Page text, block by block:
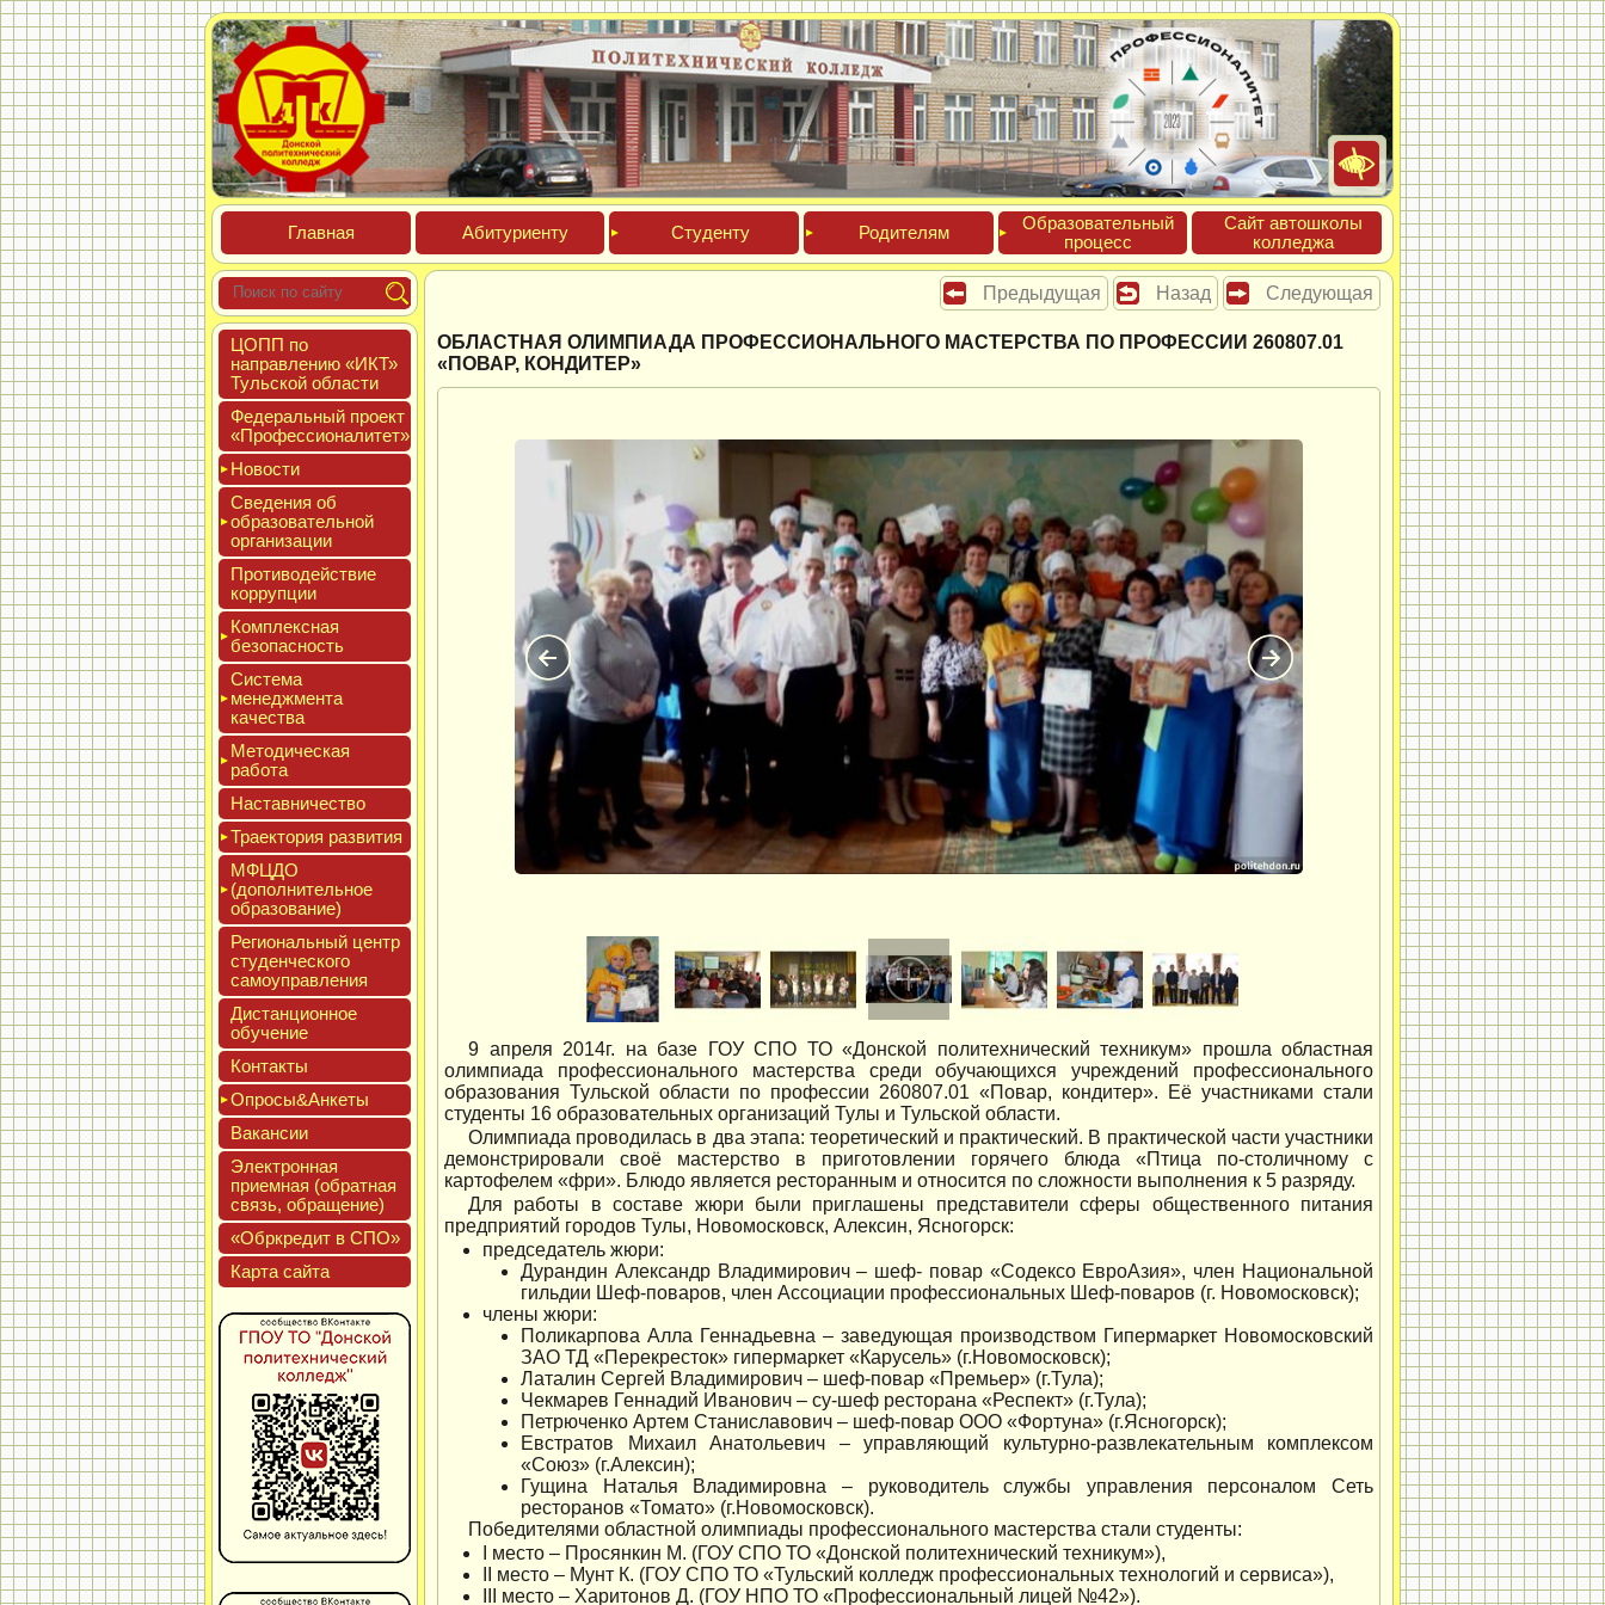
Глав­ная Аби­тури­ен­ту Сту­ден­ту Роди­телям
Обра­зова­тель­ный
про­цесс
Сайт ав­тошко­лы
кол­леджа
ЦОПП по
нап­равле­нию «ИКТ»
Туль­ской об­ласти
Феде­раль­ный про­ект
«Про­фес­си­она­литет»
Новос­ти
Све­дения об
об­ра­зова­тель­ной
ор­га­низа­ции
Про­тиво­дей­ствие
кор­рупции
Ком­плексная
бе­зопас­ность
Сис­те­ма
ме­нед­жмен­та
ка­чес­тва
Мето­дичес­кая
ра­бота
Нас­тавни­чес­тво
Тра­ек­то­рия раз­ви­тия
МФЦДО
(до­пол­ни­тель­ное
об­ра­зова­ние)
Реги­ональ­ный центр
сту­ден­ческо­го
са­мо­уп­равле­ния
Дис­танци­он­ное
обу­чение
Кон­такты
Опро­сы&Анке­ты
Вакан­сии
Элек­трон­ная
при­ем­ная (об­ратная
связь, об­ра­щение)
«Обркре­дит в СПО»
Кар­та сай­та
Предыдущая Назад Следующая
ОБЛАСТНАЯ ОЛИМПИАДА ПРОФЕССИОНАЛЬНОГО МАСТЕРСТВА ПО ПРОФЕССИИ 260807.01
«ПОВАР, КОНДИТЕР»
9 апреля 2014г. на базе ГОУ СПО ТО «Донской политехнический техникум» прошла областная
олимпиада профессионального мастерства среди обучающихся учреждений профессионального
образования Тульской области по профессии 260807.01 «Повар, кондитер». Её участниками стали
студенты 16 образовательных организаций Тулы и Тульской области.
Олимпиада проводилась в два этапа: теоретический и практический. В практической части участники
демонстрировали своё мастерство в приготовлении горячего блюда «Птица по-столичному с
картофелем «фри». Блюдо является ресторанным и относится по сложности выполнения к 5 разряду.
Для работы в составе жюри были приглашены представители сферы общественного питания
предприятий городов Тулы, Новомосковск, Алексин, Ясногорск:
председатель жюри:
Дурандин Александр Владимирович – шеф- повар «Содексо ЕвроАзия», член Национальной
гильдии Шеф-поваров, член Ассоциации профессиональных Шеф-поваров (г. Новомосковск);
члены жюри:
Поликарпова Алла Геннадьевна – заведующая производством Гипермаркет Новомосковский
ЗАО ТД «Перекресток» гипермаркет «Карусель» (г.Новомосковск);
Латалин Сергей Владимирович – шеф-повар «Премьер» (г.Тула);
Чекмарев Геннадий Иванович – су-шеф ресторана «Респект» (г.Тула);
Петрюченко Артем Станиславович – шеф-повар ООО «Фортуна» (г.Ясногорск);
Евстратов Михаил Анатольевич – управляющий культурно-развлекательным комплексом
«Союз» (г.Алексин);
Гущина Наталья Владимировна – руководитель службы управления персоналом Сеть
ресторанов «Томато» (г.Новомосковск).
Победителями областной олимпиады профессионального мастерства стали студенты:
I место – Просянкин М. (ГОУ СПО ТО «Донской политехнический техникум»),
II место – Мунт К. (ГОУ СПО ТО «Тульский колледж профессиональных технологий и сервиса»),
III место – Харитонов Д. (ГОУ НПО ТО «Профессиональный лицей №42»).